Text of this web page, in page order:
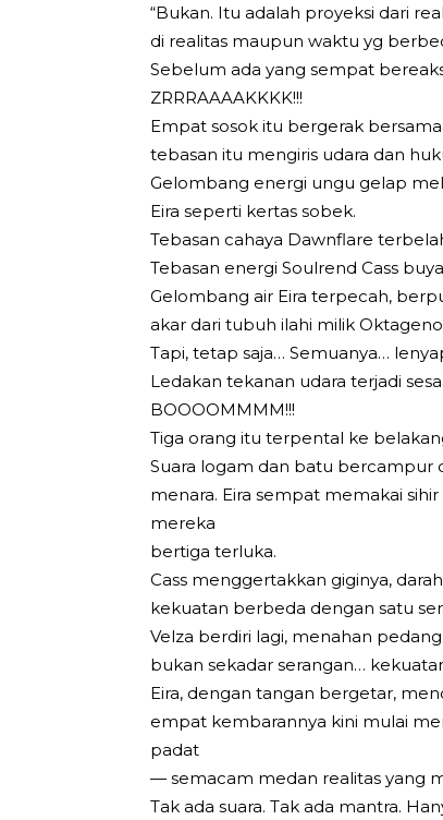
“Bukan. Itu adalah proyeksi dari
di realitas maupun waktu yg
Sebelum ada yang sempat
ZRRRAAAAKKKK!!!
Empat sosok itu bergerak
tebasan itu mengiris udara dan
Gelombang energi ungu gelap
Eira seperti kertas sobek.
Tebasan cahaya Dawnflare
Tebasan energi Soulrend Cass
Gelombang air Eira terpecah,
akar dari tubuh ilahi milik
Tapi, tetap saja… Semuanya…
Ledakan tekanan udara terjadi
BOOOOMMMM!!!
Tiga orang itu terpental ke
Suara logam dan batu bercampur
menara. Eira sempat memakai
mereka
bertiga terluka.
Cass menggertakkan giginya,
kekuatan berbeda dengan satu
Velza berdiri lagi, menahan
bukan sekadar serangan…
Eira, dengan tangan bergetar,
empat kembarannya kini mulai
padat
— semacam medan realitas yang
Tak ada suara. Tak ada mantra.